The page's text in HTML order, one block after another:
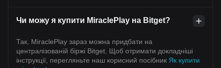
Чи можу я купити MiraclePlay на Bitget?
Так, MiraclePlay зараз можна придбати на
централізованій біржі Bitget. Щоб отримати докладніші
інструкції, перегляньте наш корисний посібник Як купити